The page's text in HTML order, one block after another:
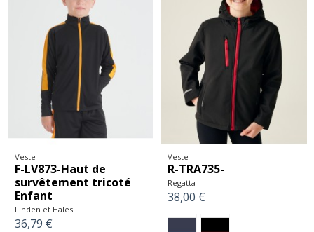
Veste
F-LV873-Haut de
survêtement tricoté
Enfant
Finden et Hales
36,79 €
Veste
R-TRA735-
Regatta
38,00 €